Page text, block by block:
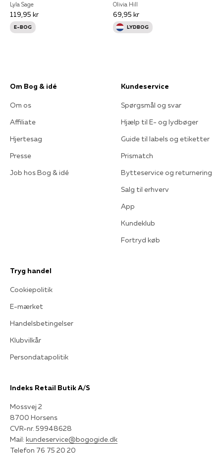
Lyla Sage
119,95 kr
E-BOG
Olivia Hill
69,95 kr
LYDBOG
Om Bog & idé
Om os
Affiliate
Hjertesag
Presse
Job hos Bog & idé
Kundeservice
Spørgsmål og svar
Hjælp til E- og lydbøger
Guide til labels og etiketter
Prismatch
Bytteservice og returnering
Salg til erhverv
App
Kundeklub
Fortryd køb
Tryg handel
Cookiepolitik
E-mærket
Handelsbetingelser
Klubvilkår
Persondatapolitik
Indeks Retail Butik A/S
Mossvej 2
8700 Horsens
CVR-nr. 59948628
Mail: kundeservice@bogogide.dk
Telefon 76 75 20 20